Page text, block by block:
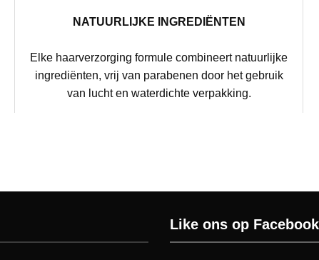
NATUURLIJKE INGREDIËNTEN
Elke haarverzorging formule combineert natuurlijke
ingrediënten, vrij van parabenen door het gebruik
van lucht en waterdichte verpakking.
Like ons op